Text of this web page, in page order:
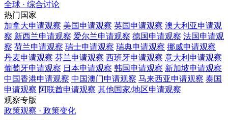
全球 · 综合讨论
热门国家
加拿大申请观察 美国申请观察 英国申请观察 澳大利亚申请观
察 新西兰申请观察 爱尔兰申请观察 德国申请观察 法国申请观
察 荷兰申请观察 瑞士申请观察 瑞典申请观察 挪威申请观察
丹麦申请观察 芬兰申请观察 西班牙申请观察 意大利 申请观察
葡萄牙申请观察 日本申请观察 韩国申请观察 新加坡申请观察
中国香港申请观察 中国澳门申请观察 马来西亚申请观察 泰国
申请观察 阿联酋申请观察 其他国家/地区申请观察
观察专版
政策观察 · 政策变化